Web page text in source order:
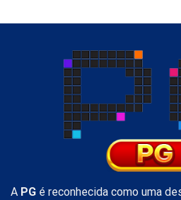
casino-
A PG é reconhecida como uma